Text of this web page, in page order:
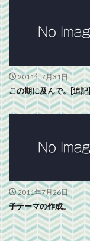
2011年7月31日
この期に及んで。[追記]
2011年7月26日
子テーマの作成。